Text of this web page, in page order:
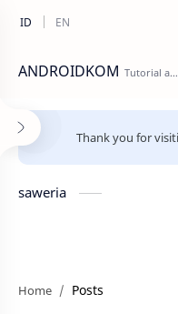
ANDROIDKOM
Thank you for
saweria
Home Posts